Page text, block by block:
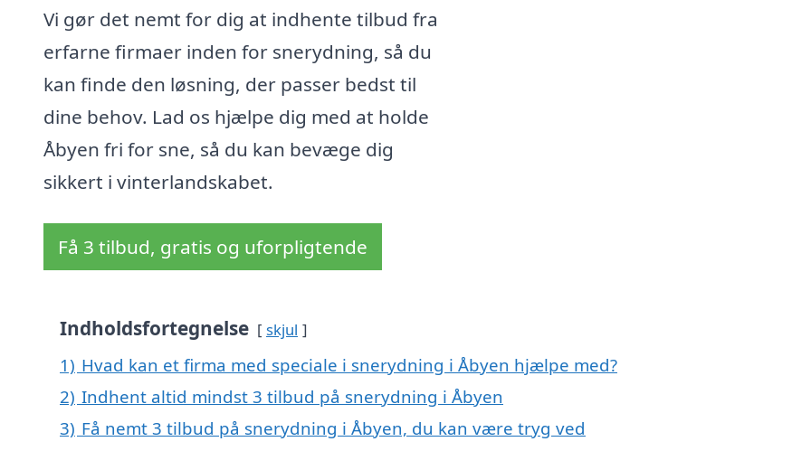
Vi gør det nemt for dig at indhente tilbud fra
erfarne firmaer inden for snerydning, så du
kan finde den løsning, der passer bedst til
dine behov. Lad os hjælpe dig med at holde
Åbyen fri for sne, så du kan bevæge dig
sikkert i vinterlandskabet.
Få 3 tilbud, gratis og uforpligtende
Indholdsfortegnelse skjul
1) Hvad kan et firma med speciale i snerydning i Åbyen hjælpe med?
2) Indhent altid mindst 3 tilbud på snerydning i Åbyen
3) Få nemt 3 tilbud på snerydning i Åbyen, du kan være tryg ved